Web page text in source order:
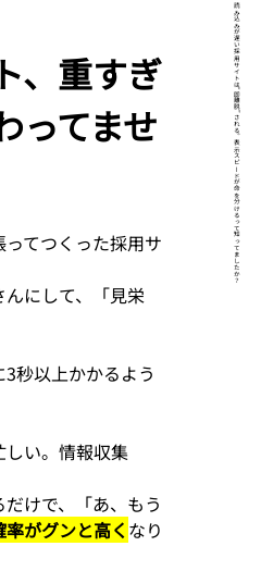
、重すぎ
ってませ
てつくった採用サ
にして、「見栄
秒以上かかるよう
い。情報収集
けで、「あ、もう
がグンと高くなり
読み込みが遅い採用サイトは“即離脱”される。表示スピードが命を分けるって知ってましたか？